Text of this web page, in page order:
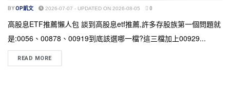
BYOP凱文 2026-07-07 - UPDATED ON 2026-08-05 0
高股息ETF推薦懶人包 談到高股息etf推薦,許多存股族第一個問題就
是:0056、00878、00919到底該選哪一檔?這三檔加上00929...
READ MORE